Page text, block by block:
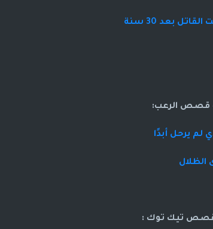
بعد 30 سنة
قصص الرعب:
لم يرحل أبدًا
قصص تيك توك :